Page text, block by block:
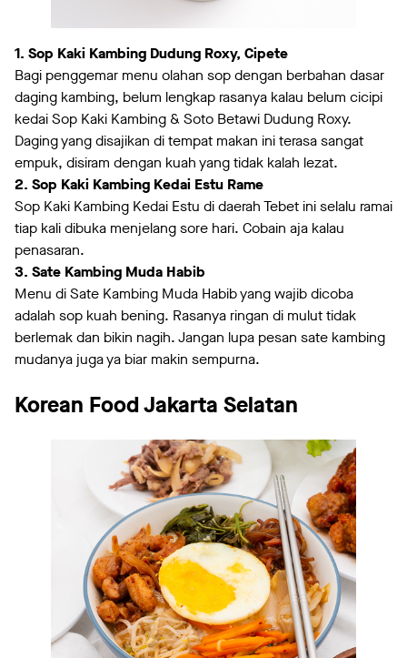
1. Sop Kaki Kambing Dudung Roxy, Cipete
Bagi penggemar menu olahan sop dengan berbahan dasar
daging kambing, belum lengkap rasanya kalau belum cicipi
kedai Sop Kaki Kambing & Soto Betawi Dudung Roxy.
Daging yang disajikan di tempat makan ini terasa sangat
empuk, disiram dengan kuah yang tidak kalah lezat.
2. Sop Kaki Kambing Kedai Estu Rame
Sop Kaki Kambing Kedai Estu di daerah Tebet ini selalu ramai
tiap kali dibuka menjelang sore hari. Cobain aja kalau
penasaran.
3. Sate Kambing Muda Habib
Menu di Sate Kambing Muda Habib yang wajib dicoba
adalah sop kuah bening. Rasanya ringan di mulut tidak
berlemak dan bikin nagih. Jangan lupa pesan sate kambing
mudanya juga ya biar makin sempurna.
Korean Food Jakarta Selatan